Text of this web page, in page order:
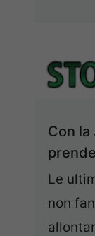
Con
Le
non